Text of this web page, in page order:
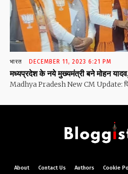
भारत DECEMBER 11, 2023 6:21 PM
मध्यप्रदेश के नये मुख्यमंत्री बने मोहन
Madhya Pradesh New CM Update:
About Contact Us Authors Cookie